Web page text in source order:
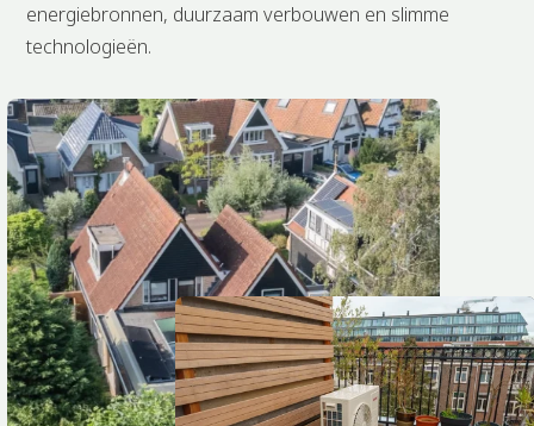
energiebronnen, duurzaam verbouwen en slimme
technologieën.